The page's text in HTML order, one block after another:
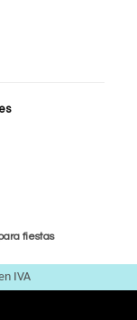
fiestas
IVA